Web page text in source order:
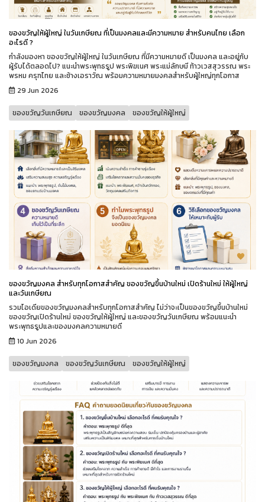
ของขวัญให้ผู้ใหญ่ ในวันเกษียณ ที่เป็นมงคลและมีความหมาย สำหรับคนไทย เลือก
อะไรดี ?
กำลังมองหา ของขวัญให้ผู้ใหญ่ ในวันเกษียณ ที่มีความหมายดี เป็นมงคล และอยู่กับ
ผู้รับได้ตลอดไป? แนะนำพระพุทธรูป พระพิฆเนศ พระแม่ลักษมี ท้าวเวสสุวรรณ พระ
พรหม ครุฑไทย และช้างเอราวัณ พร้อมความหมายมงคลสำหรับผู้ใหญ่ทุกโอกาส
29 Jun 2026
ของขวัญวันเกษียณ ของขวัญมงคล ของขวัญให้ผู้ใหญ่
ของขวัญมงคล สำหรับทุกโอกาสสำคัญ ของขวัญขึ้นบ้านใหม่ เปิดร้านใหม่ ให้ผู้ใหญ่
และวันเกษียณ
รวมไอเดียของขวัญมงคลสำหรับทุกโอกาสสำคัญ ไม่ว่าจะเป็นของขวัญขึ้นบ้านใหม่
ของขวัญเปิดร้านใหม่ ของขวัญให้ผู้ใหญ่ และของขวัญวันเกษียณ พร้อมแนะนำ
พระพุทธรูปและของมงคลความหมายดี
10 Jun 2026
ของขวัญมงคล ของขวัญวันเกษียณ ของขวัญให้ผู้ใหญ่